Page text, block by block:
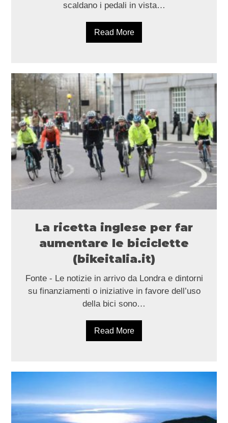
scaldano i pedali in vista…
Read More
La ricetta inglese per far
aumentare le biciclette
(bikeitalia.it)
Fonte - Le notizie in arrivo da Londra e dintorni
su finanziamenti o iniziative in favore dell’uso
della bici sono…
Read More